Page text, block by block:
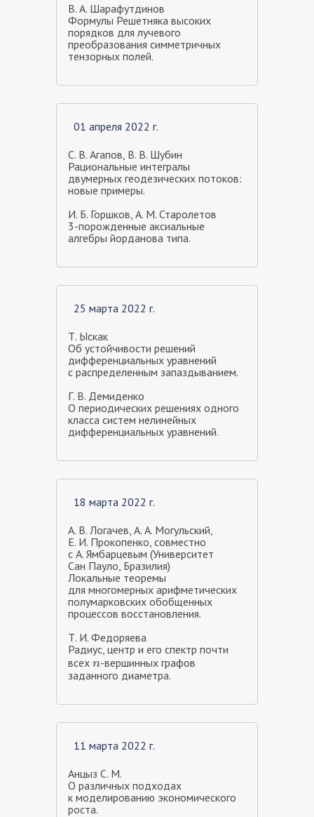
В. А. Шарафутдинов
Формулы Решетняка высоких
порядков для лучевого
преобразования симметричных
тензорных полей.
01 апреля 2022 г.
С. В. Агапов, В. В. Шубин
Рациональные интегралы
двумерных геодезических потоков:
новые примеры.
И. Б. Горшков, А. М. Старолетов
3-порожденные аксиальные
алгебры йорданова типа.
25 марта 2022 г.
Т. Ыскак
Об устойчивости решений
дифференциальных уравнений
с распределенным запаздыванием.
Г. В. Демиденко
О периодических решениях одного
класса систем нелинейных
дифференциальных уравнений.
18 марта 2022 г.
А. В. Логачев, А. А. Могульский,
Е. И. Прокопенко, совместно
с А. Ямбарцевым (Университет
Сан Пауло, Бразилия)
Локальные теоремы
для многомерных арифметических
полумарковских обобщенных
процессов восстановления.
Т. И. Федоряева
Радиус, центр и его спектр почти
всех n
n -вершинных графов
заданного диаметра.
11 марта 2022 г.
Анцыз С. М.
О различных подходах
к моделированию экономического
роста.